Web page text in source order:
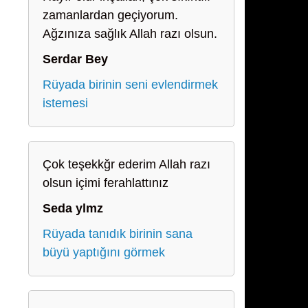
zamanlardan geçiyorum.
Ağzınıza sağlık Allah razı olsun.
Serdar Bey
Rüyada birinin seni evlendirmek
istemesi
Çok teşekkğr ederim Allah razı
olsun içimi ferahlattınız
Seda ylmz
Rüyada tanıdık birinin sana
büyü yaptığını görmek